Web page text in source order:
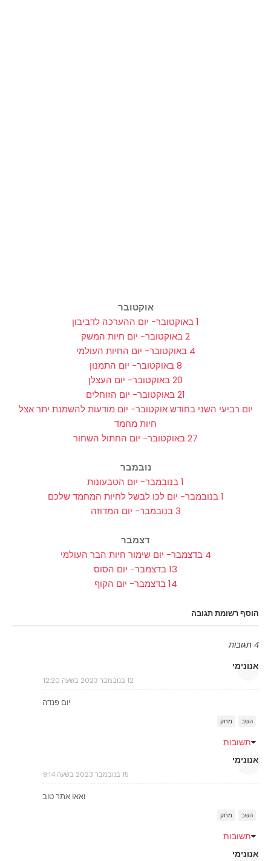
אוקטובר
1 באוקטובר- יום ההערכה לדביבון
2 באוקטובר- יום חיות המשק
4 באוקטובר- יום החיות העולמי
8 באוקטובר- יום התמנון
20 באוקטובר- יום העצלן
21 באוקטובר- יום הזוחלים
יום רביעי השני בחודש אוקטובר- יום מודעות להשמנת יתר אצל
חיות מחמד
27 באוקטובר- יום החתול השחור
נובמבר
1 בנובמבר- יום הטבעונות
1 בנובמבר- יום לכו לבשל לחיות המחמד שלכם
3 בנובמבר- יום המדוזה
דצמבר
4 בדצמבר- יום שימור חיות הבר העולמי
13 בדצמבר- יום הסוס
14 בדצמבר- יום הקוף
הוסף רשומת תגובה
4 תגובות
אנונימי
12 בנובמבר 2023 בשעה 12:20
יום פנדה
השב מחק
תשובות
אנונימי
15 בנובמבר 2023 בשעה 9:14
ואאו אתר טוב
השב מחק
תשובות
אנונימי